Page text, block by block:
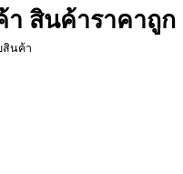
สินค้าราคาถูก
สินค้า